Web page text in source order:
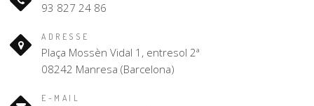
93 827 24 86
ADRESSE
Plaça Mossèn Vidal 1, entresol 2ª
08242 Manresa (Barcelona)
E-MAIL